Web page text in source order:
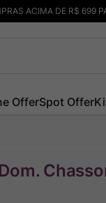
ACIMA DE R$ 699
OfferSpot Offer
Dom.